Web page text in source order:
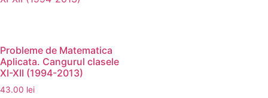
Probleme de Matematica
Aplicata. Cangurul clasele
XI-XII (1994-2013)
43.00 lei